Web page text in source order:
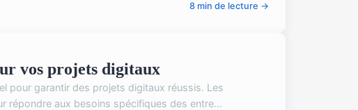
8 min de lecture →
vos projets digitaux
pour garantir des projets digitaux réussis. Les
répondre aux besoins spécifiques des entre...